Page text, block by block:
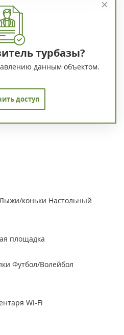
турбазы?
данным объектом.
доступ
Лыжи/коньки Настольный
площадка
Футбол/Волейбол
Wi-Fi